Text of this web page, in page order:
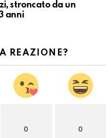
stroncato da un
anni
REAZIONE?
0 0